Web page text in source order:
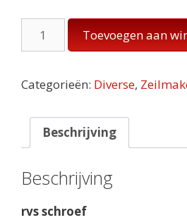
ondergedeelte
schroef
bus
aantal
Toevoegen aan
Categorieën: Diverse,
Beschrijving
Beschrijving
rvs schroef